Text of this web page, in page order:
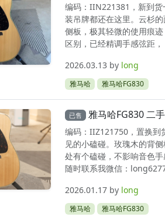
编码：IIN221381，新到货
装吊牌都还在这里。云杉
侧板，极其轻微的使用痕
区别，已经精调手感弦距
2026.03.13 by long
雅马哈 雅马哈FG830
已售 雅马哈FG830 二
编码：IIZ121750，置换到
见的小磕碰。玫瑰木的背
处有个磕碰，不影响音色
随时联系我微信：
2026.01.17by long
雅马哈 雅马哈FG830